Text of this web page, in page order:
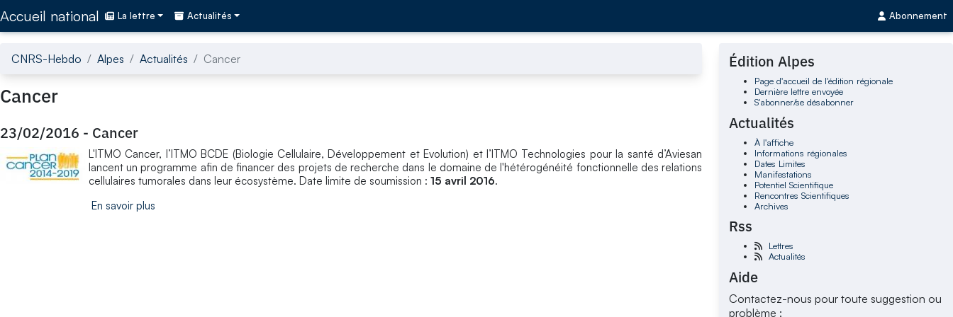
Accueil national La lettre Actualités Abonnement
CNRS-Hebdo Alpes Actualités Cancer
Cancer
23/02/2016 - Cancer
L'ITMO Cancer, l’ITMO BCDE (Biologie Cellulaire, Développement et Evolution) et l’ITMO Technologies pour la santé d’Aviesan
lancent un programme afin de financer des projets de recherche dans le domaine de l'hétérogénéité fonctionnelle des relations
cellulaires tumorales dans leur écosystème. Date limite de soumission : 15 avril 2016.
En savoir plus
Édition Alpes
Page d'accueil de l'édition régionale
Dernière lettre envoyée
S'abonner/se désabonner
Actualités
À l'affiche
Informations régionales
Dates Limites
Manifestations
Potentiel Scientifique
Rencontres Scientifiques
Archives
Rss
Lettres
Actualités
Aide
Contactez-nous pour toute suggestion ou
problème :